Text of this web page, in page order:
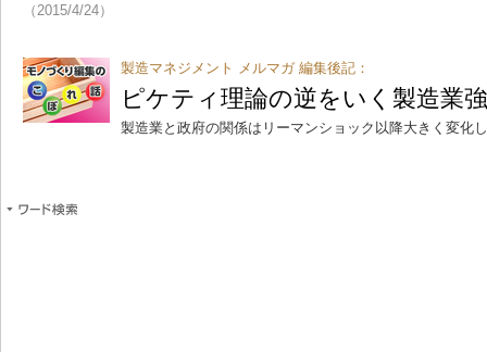
（2015/4/24）
製造マネジメント メルマガ 編集後記：
ピケティ理論の逆をいく製造業
製造業と政府の関係はリーマンショック以降大きく変化